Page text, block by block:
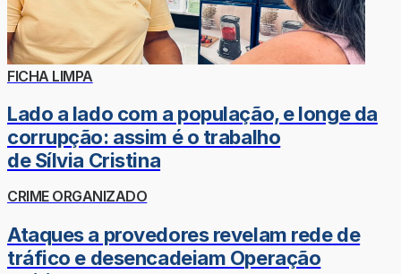
FICHA LIMPA
Lado a lado com a população, e longe da
corrupção: assim é o trabalho
de Sílvia Cristina
CRIME ORGANIZADO
Ataques a provedores revelam rede de
tráfico e desencadeiam Operação